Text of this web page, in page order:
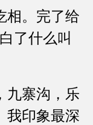
。完了给
了什么叫
寨沟，乐
我印象最深